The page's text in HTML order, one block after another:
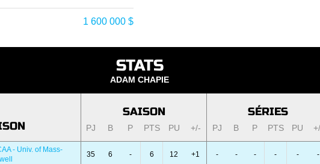
1 600 000 $
STATS
ADAM CHAPIE
SAISON SÉRIES
PJ B P PTS PU +/- PJ B P PTS PU
- Univ. of Mass-
35 6 - 6 12 +1 - - - - - -